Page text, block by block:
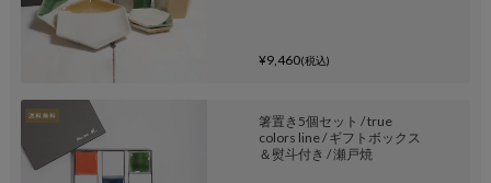
¥9,460(税込)
箸置き5個セット / true
colors line / ギフトボックス
＆熨斗付き / 瀬戸焼